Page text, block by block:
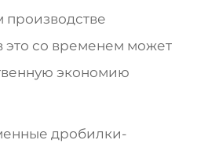
это со временем может
экономию
дробилки-